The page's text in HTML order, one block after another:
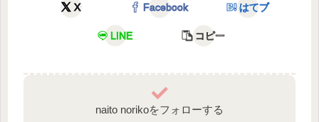
X Facebook はてブ
LINE コピー
naito norikoをフォローする